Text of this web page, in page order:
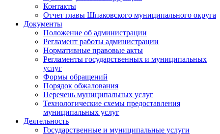
Контакты
Отчет главы Шпаковского муниципального округа
Документы
Положение об администрации
Регламент работы администрации
Нормативные правовые акты
Регламенты государственных и муниципальных
услуг
Формы обращений
Порядок обжалования
Перечень муниципальных услуг
Технологические схемы предоставления
муниципальных услуг
Деятельность
Государственные и муниципальные услуги